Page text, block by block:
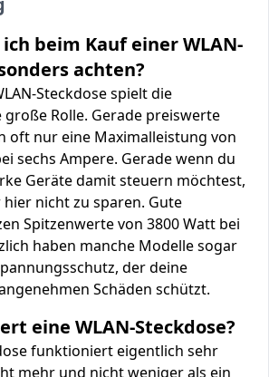
beim Kauf einer WLAN-
achten?
Steckdose spielt die
Rolle. Gerade preiswerte
oft nur eine Maximalleistung von
sechs Ampere. Gerade wenn du
Geräte damit steuern möchtest,
nicht zu sparen. Gute
Spitzenwerte von 3800 Watt bei
haben manche Modelle sogar
der deine
Schäden schützt.
eine WLAN-Steckdose?
funktioniert eigentlich sehr
mehr und nicht weniger als ein